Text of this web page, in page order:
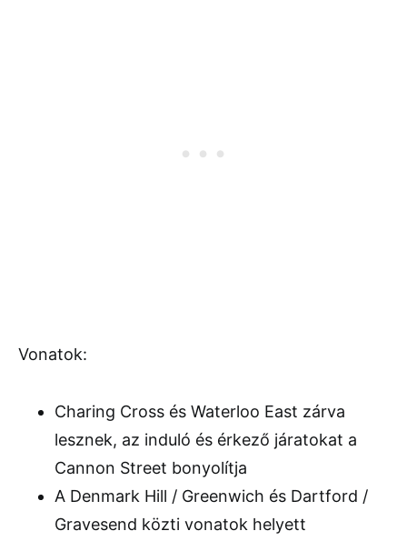
Vonatok:
Charing Cross és Waterloo East zárva
lesznek, az induló és érkező járatokat a
Cannon Street bonyolítja
A Denmark Hill / Greenwich és Dartford /
Gravesend közti vonatok helyett